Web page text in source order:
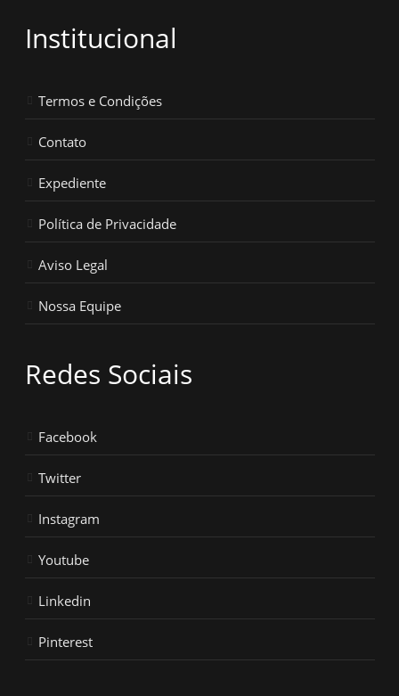
Institucional
Termos e Condições
Contato
Expediente
Política de Privacidade
Aviso Legal
Nossa Equipe
Redes Sociais
Facebook
Twitter
Instagram
Youtube
Linkedin
Pinterest